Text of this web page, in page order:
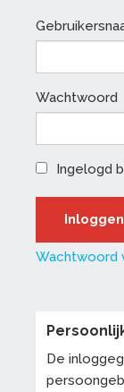
Wachtwoord
Ingelogd
Wachtwoord
De